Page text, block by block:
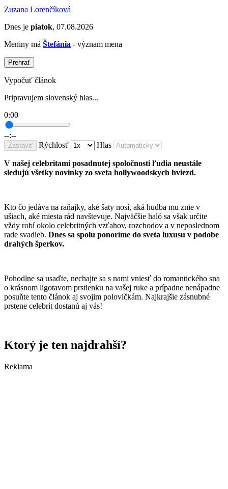
Zuzana Lorenčíková
Dnes je piatok, 07.08.2026
Meniny má Štefánia - význam mena
Prehrať
Vypočuť článok
Pripravujem slovenský hlas...
0:00
--:--
Zastaviť Rýchlosť Hlas
V našej celebritami posadnutej spoločnosti ľudia neustále
sledujú všetky novinky zo sveta hollywoodskych hviezd.
Kto čo jedáva na raňajky, aké šaty nosí, aká hudba mu znie v
ušiach, aké miesta rád navštevuje. Najväčšie haló sa však určite
vždy robí okolo celebritných vzťahov, rozchodov a v neposlednom
rade svadieb. Dnes sa spolu ponoríme do sveta luxusu v podobe
drahých šperkov.
Pohodlne sa usaďte, nechajte sa s nami vniesť do romantického sna
o krásnom ligotavom prstienku na vašej ruke a prípadne nenápadne
posuňte tento článok aj svojim polovičkám. Najkrajšie zásnubné
prstene celebrít dostanú aj vás!
Ktorý je ten najdrahší?
Reklama